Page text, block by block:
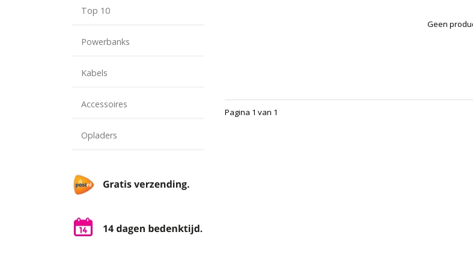
Geen
Pagina 1 van 1
Top 10
Powerbanks
Kabels
Accessoires
Opladers